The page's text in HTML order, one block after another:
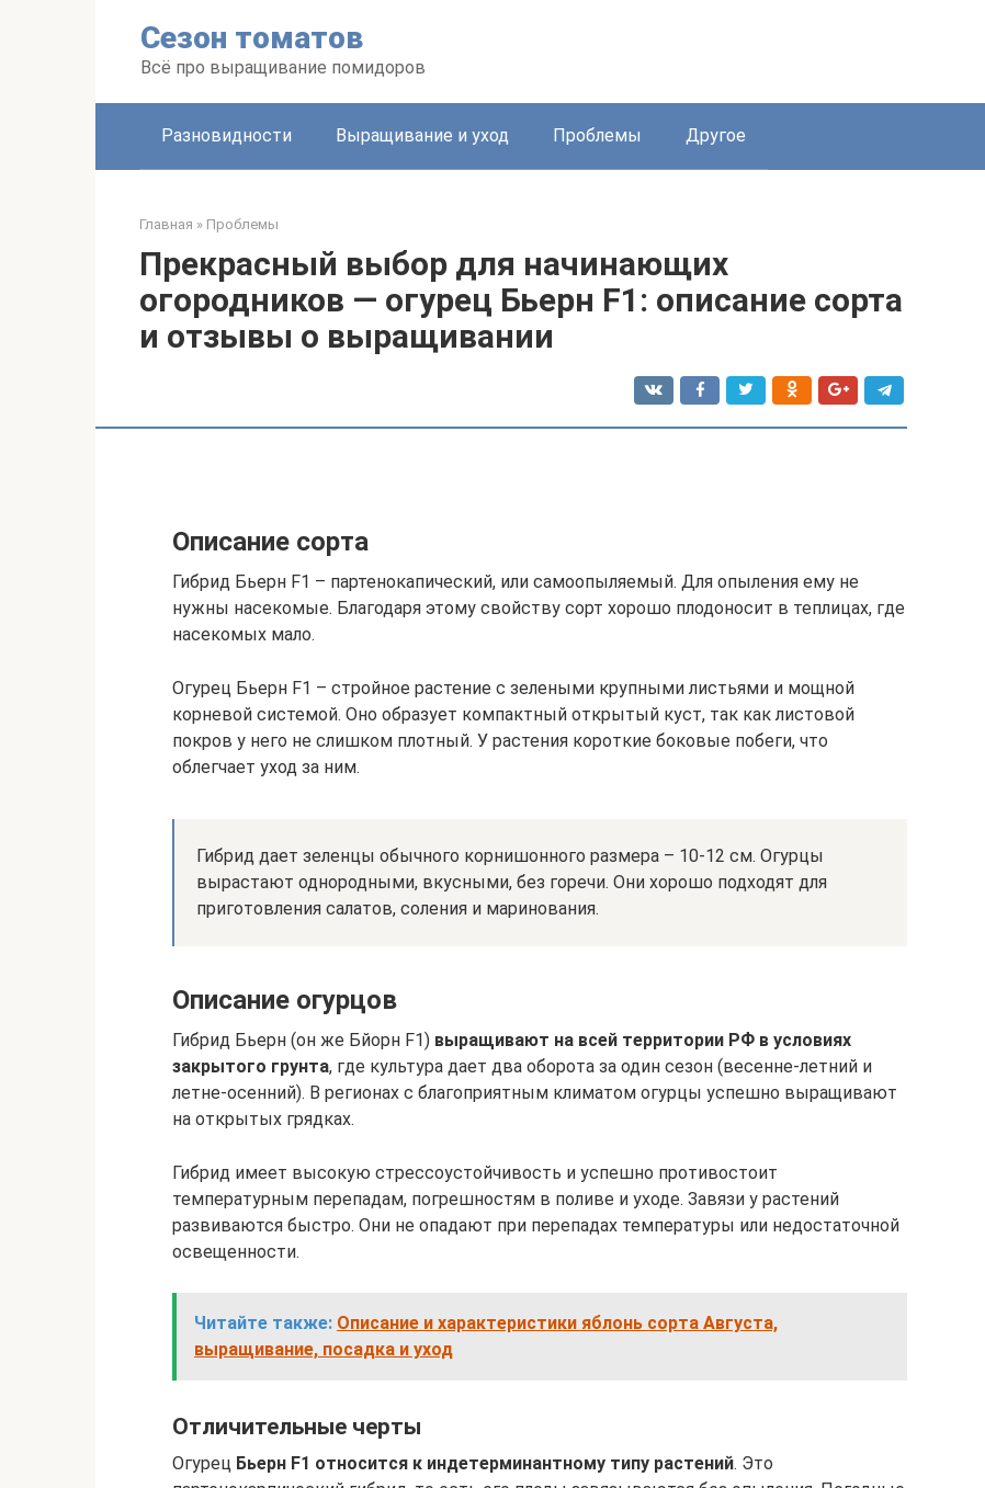
Сезон томатов
Всё про выращивание помидоров
Разновидности Выращивание и уход Проблемы Другое
Главная » Проблемы
Прекрасный выбор для начинающих
огородников — огурец Бьерн F1: описание сорта
и отзывы о выращивании
Описание сорта
Гибрид Бьерн F1 – партенокапический, или самоопыляемый. Для опыления ему не
нужны насекомые. Благодаря этому свойству сорт хорошо плодоносит в теплицах, где
насекомых мало.
Огурец Бьерн F1 – стройное растение с зелеными крупными листьями и мощной
корневой системой. Оно образует компактный открытый куст, так как листовой
покров у него не слишком плотный. У растения короткие боковые побеги, что
облегчает уход за ним.
Гибрид дает зеленцы обычного корнишонного размера – 10-12 см. Огурцы
вырастают однородными, вкусными, без горечи. Они хорошо подходят для
приготовления салатов, соления и маринования.
Описание огурцов
Гибрид Бьерн (он же Бйорн F1) выращивают на всей территории РФ в условиях
закрытого грунта, где культура дает два оборота за один сезон (весенне-летний и
летне-осенний). В регионах с благоприятным климатом огурцы успешно выращивают
на открытых грядках.
Гибрид имеет высокую стрессоустойчивость и успешно противостоит
температурным перепадам, погрешностям в поливе и уходе. Завязи у растений
развиваются быстро. Они не опадают при перепадах температуры или недостаточной
освещенности.
Читайте также: Описание и характеристики яблонь сорта Августа,
выращивание, посадка и уход
Отличительные черты
Огурец Бьерн F1 относится к индетерминантному типу растений. Это